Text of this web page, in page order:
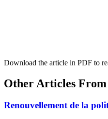
Download the article in PDF to
Other Articles
Renouvellement de la